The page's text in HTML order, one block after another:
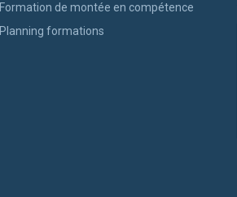
Formation de montée en compétence
Planning formations